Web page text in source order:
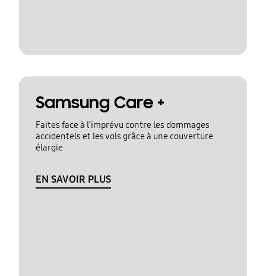
Samsung Care +
Faites face à l’imprévu contre les dommages
accidentels et les vols grâce à une couverture
élargie
EN SAVOIR PLUS